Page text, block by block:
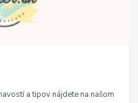
a tipov nájdete na našom